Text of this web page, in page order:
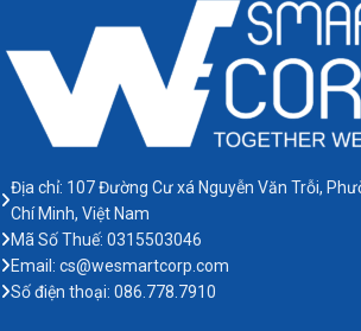
tin, dễ chuyển đổi.
vẫn rõ
Địa chỉ: 107 Đường Cư xá Nguyễn Văn Trỗi,
Chí Minh, Việt Nam
Mã Số Thuế: 0315503046
Email: cs@wesmartcorp.com
Số điện thoại: 086.778.7910